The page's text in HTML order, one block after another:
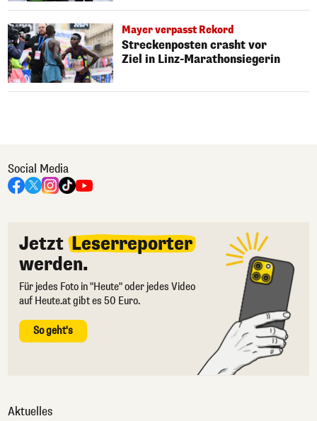
Mayer verpasst Rekord
Streckenposten crasht vor
Ziel in Linz-Marathonsiegerin
Social Media
Jetzt Leserreporter
werden.
Für jedes Foto in "Heute" oder jedes Video
auf Heute.at gibt es 50 Euro.
So geht's
Aktuelles